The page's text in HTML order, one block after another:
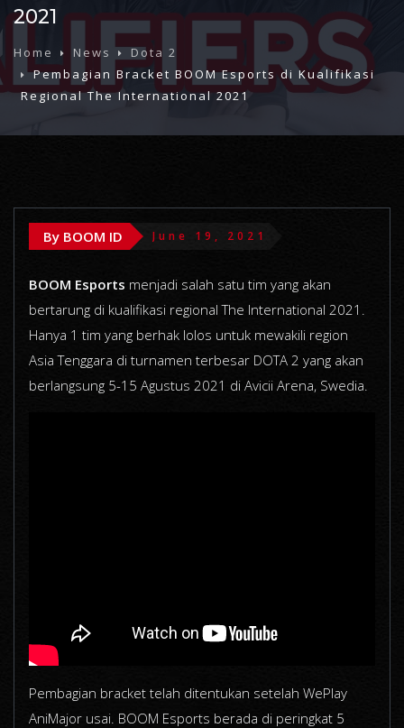
2021
Home News
Dota 2
Pembagian Bracket BOOM Esports di Kualifikasi
Regional The International 2021
By BOOM ID June 19, 2021
BOOM Esports menjadi salah satu tim yang akan
bertarung di kualifikasi regional The International 2021.
Hanya 1 tim yang berhak lolos untuk mewakili region
Asia Tenggara di turnamen terbesar DOTA 2 yang akan
berlangsung 5-15 Agustus 2021 di Avicii Arena, Swedia.
Pembagian bracket telah ditentukan setelah WePlay
AniMajor usai. BOOM Esports berada di peringkat 5